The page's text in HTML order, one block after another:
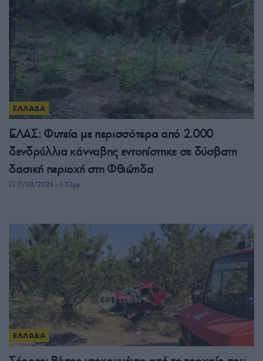
ΕΛΛΑΔΑ
ΕΛΑΣ: Φυτεία με περισσότερα από 2.000
δενδρύλλια κάνναβης εντοπίστηκε σε δύσβατη
δασική περιοχή στη Φθιώτιδα
7/08/2026 - 1:32μμ
ΕΛΛΑΔΑ